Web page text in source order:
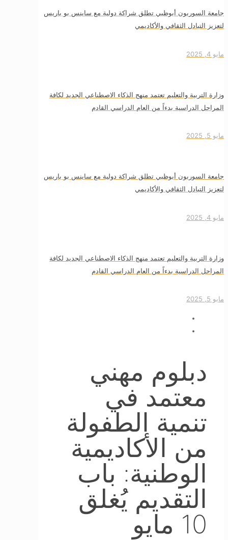
جامعة السوربون أبوظبي تطلق شراكة دولية مع ساينس بو باريس
لتعزيز التبادل الثقافي والأكاديمي
مايو 4, 2025
وزارة التربية والتعليم تعتمد منهج الذكاء الاصطناعي الجديد لكافة
المراحل الدراسية بدءاً من العام الدراسي القادم
مايو 5, 2025
جامعة السوربون أبوظبي تطلق شراكة دولية مع ساينس بو باريس
لتعزيز التبادل الثقافي والأكاديمي
مايو 4, 2025
وزارة التربية والتعليم تعتمد منهج الذكاء الاصطناعي الجديد لكافة
المراحل الدراسية بدءاً من العام الدراسي القادم
مايو 5, 2025
دبلوم مهني
معتمد في
تنمية الطفولة
من الأكاديمية
الوطنية: باب
التقديم يُغلق
10 مايو